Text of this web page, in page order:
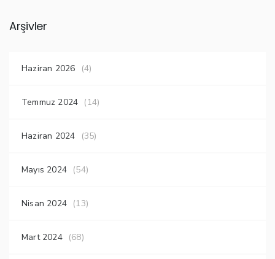
Arşivler
Haziran 2026 (4)
Temmuz 2024 (14)
Haziran 2024 (35)
Mayıs 2024 (54)
Nisan 2024 (13)
Mart 2024 (68)